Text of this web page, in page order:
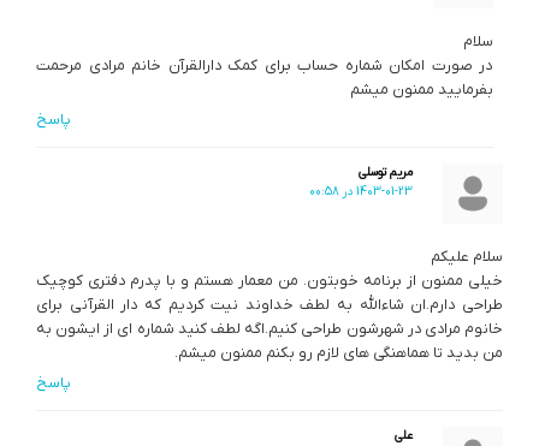
سلام
در صورت امکان شماره حساب برای کمک دارالقرآن خانم مرادی مرحمت
بفرمایید ممنون میشم
پاسخ
مریم توسلی
1403-01-23 در 00:58
سلام علیکم
خیلی ممنون از برنامه خوبتون. من معمار هستم و با پدرم دفتری کوچیک
طراحی دارم.ان شاءالله به لطف خداوند نیت کردیم که دار القرآنی برای
خانوم مرادی در شهرشون طراحی کنیم.اگه لطف کنید شماره ای از ایشون به
من بدید تا هماهنگی های لازم رو بکنم ممنون میشم.
پاسخ
علی